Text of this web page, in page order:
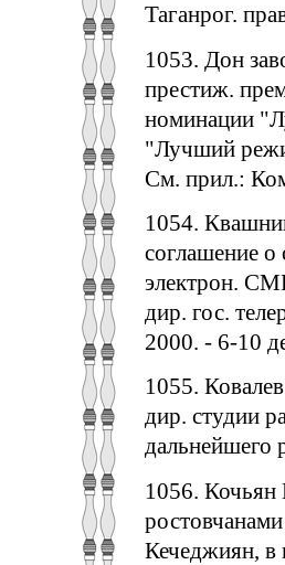
Таганрог.
1053. Дон
престиж.
номинации
"Лучший
См. прил.:
1054.
соглашение о
электрон.
дир. гос.
2000. - 6-10
1055.
дир. студии
дальнейшего
1056.
Кечеджиян, в